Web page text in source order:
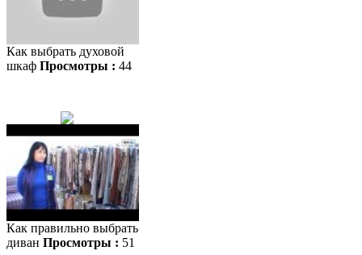
Как выбрать духовой
шкаф Просмотры : 44
Как правильно выбрать
диван Просмотры : 51